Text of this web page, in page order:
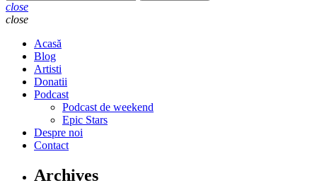
close
close
Acasă
Blog
Artisti
Donatii
Podcast
Podcast de weekend
Epic Stars
Despre noi
Contact
Archives